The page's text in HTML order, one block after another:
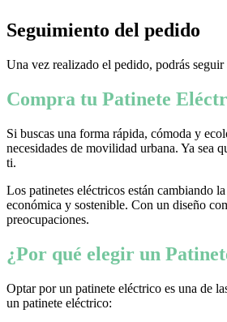
Seguimiento del pedido
Una vez realizado el pedido, podrás
Compra tu Patinete
Si buscas una forma rápida, cómoda y
necesidades de movilidad urbana. Ya sea
ti.
Los patinetes eléctricos están cambiando
económica y sostenible. Con un diseño
preocupaciones.
¿Por qué elegir un
Optar por un patinete eléctrico es una de
un patinete eléctrico: